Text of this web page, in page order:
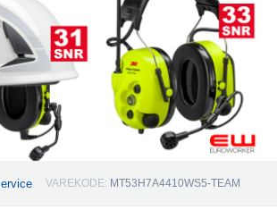
VAREKODE: MT53H7A4410WS5-TEAM